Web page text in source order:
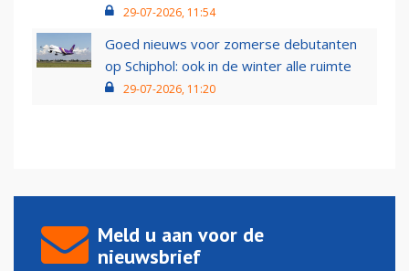
29-07-2026, 11:54
Goed nieuws voor zomerse debutanten
op Schiphol: ook in de winter alle ruimte
29-07-2026, 11:20
Meld u aan voor de
nieuwsbrief